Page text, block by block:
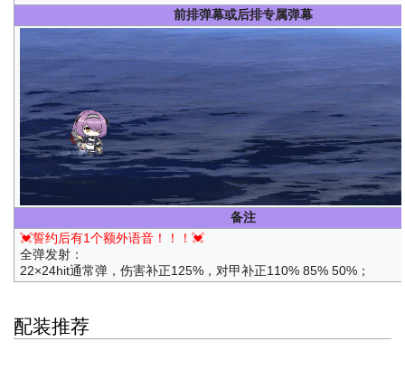
前排弹幕或后排专属弹幕
备注
💓誓约后有1个额外语音！！！💓
全弹发射：
22×24hit通常弹，伤害补正125%，对甲补正110% 85% 50%；
配装推荐